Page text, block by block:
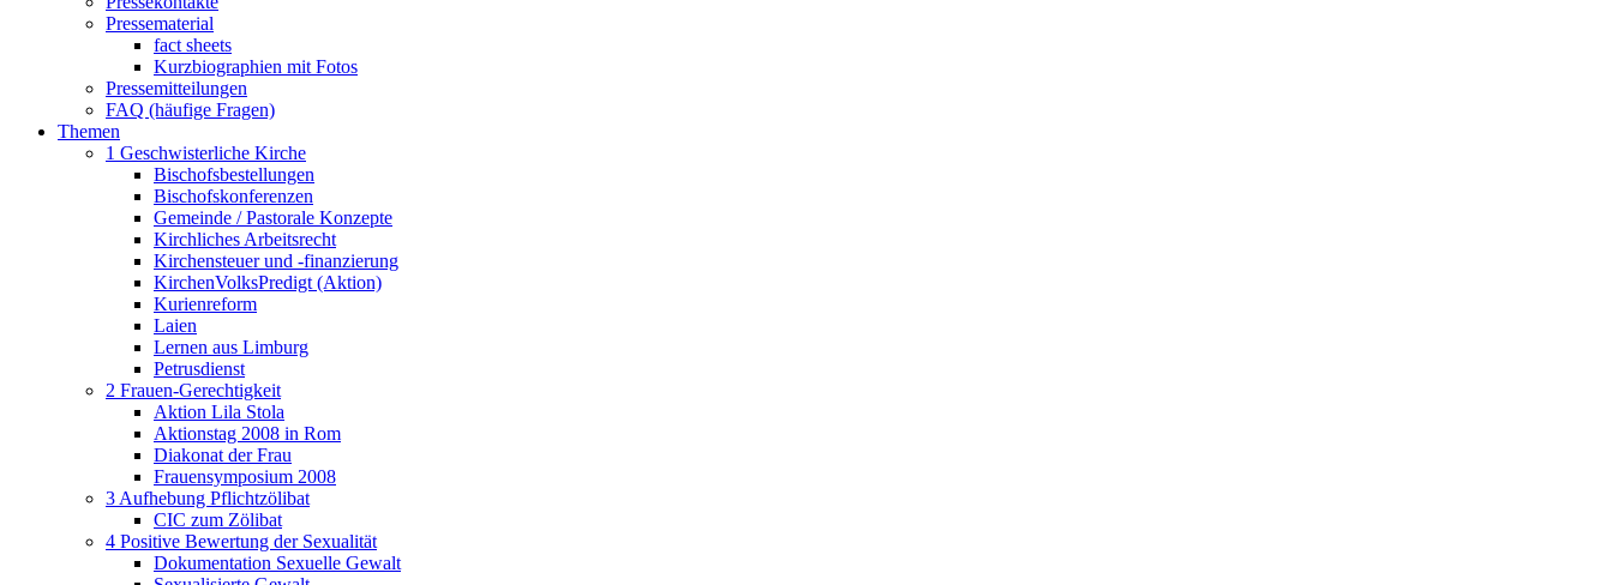
Pressematerial
fact sheets
Kurzbiographien mit Fotos
Pressemitteilungen
FAQ (häufige Fragen)
Themen
1 Geschwisterliche Kirche
Bischofsbestellungen
Bischofskonferenzen
Gemeinde / Pastorale Konzepte
Kirchliches Arbeitsrecht
Kirchensteuer und -finanzierung
KirchenVolksPredigt (Aktion)
Kurienreform
Laien
Lernen aus Limburg
Petrusdienst
2 Frauen-Gerechtigkeit
Aktion Lila Stola
Aktionstag 2008 in Rom
Diakonat der Frau
Frauensymposium 2008
3 Aufhebung Pflichtzölibat
CIC zum Zölibat
4 Positive Bewertung der Sexualität
Dokumentation Sexuelle Gewalt